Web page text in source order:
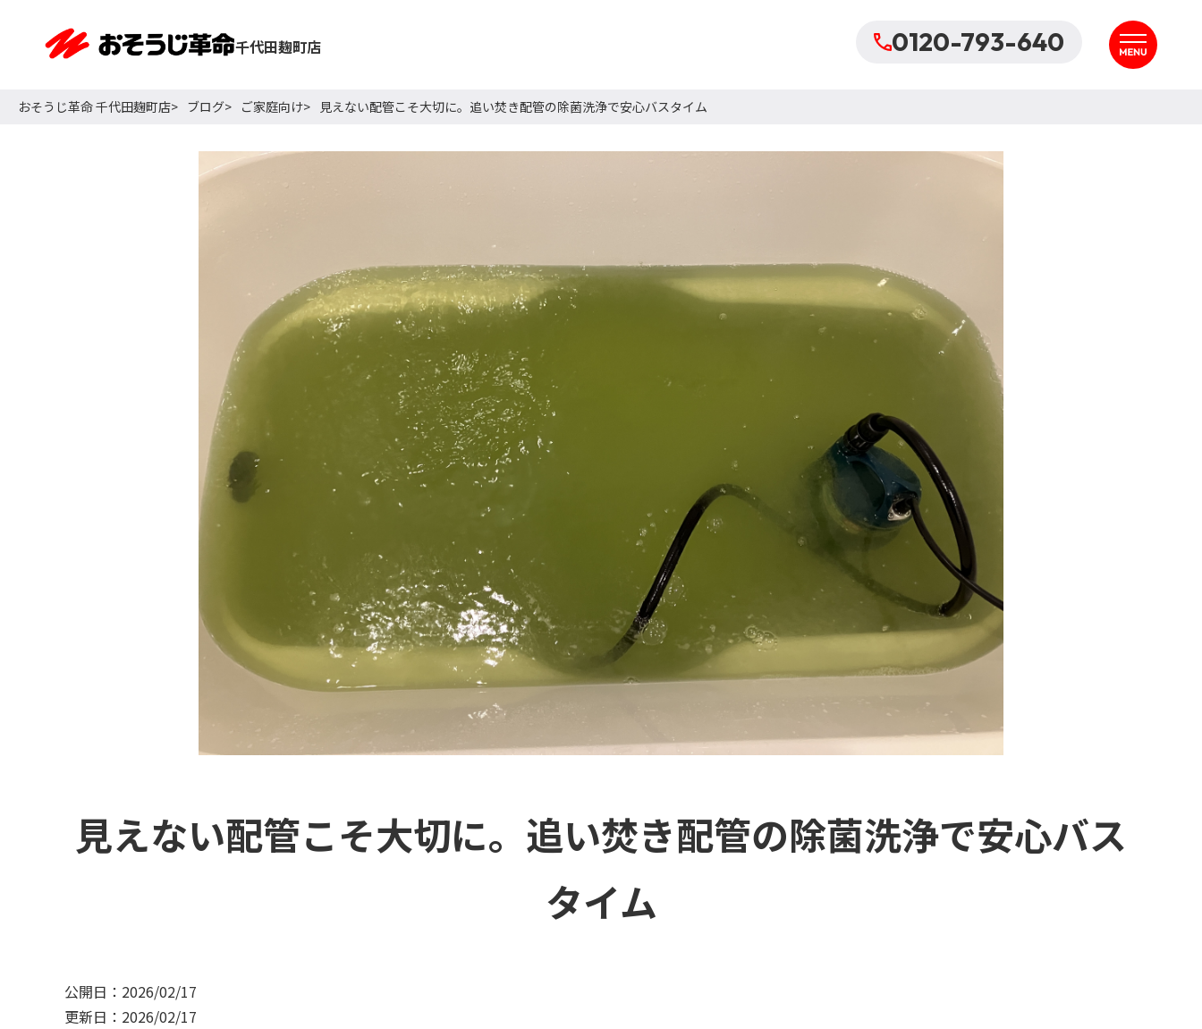
千代田麹町店 0120-793-640
おそうじ革命 千代田麹町店 ブログ ご家庭向け 見えない配管こそ大切に。追い焚き配管の除菌洗浄で安心バスタイム
見えない配管こそ大切に。追い焚き配管の除菌洗浄で安心バス
タイム
公開日：2026/02/17
更新日：2026/02/17